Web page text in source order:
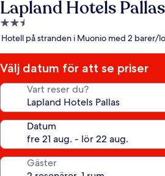
Lapland Hotels Pallas
2.5-
stjärnigt
Hotell på stranden i Muonio med 2 barer/
Välj datum för att se priser
Vart reser du?
Datum
Gäster